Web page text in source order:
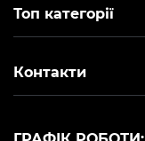
Топ категорії
Контакти